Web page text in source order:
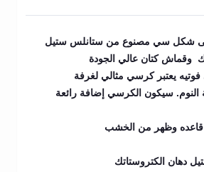
شكل سي مصنوع من ستانلس ستيل
وقماش كتان عالي الجودة
يعتبر كرسي مثالي لغرفة
النوم. سيكون الكرسي إضافة رائعة
قاعده وظهر من الخشب
دهان الكتروستاتك